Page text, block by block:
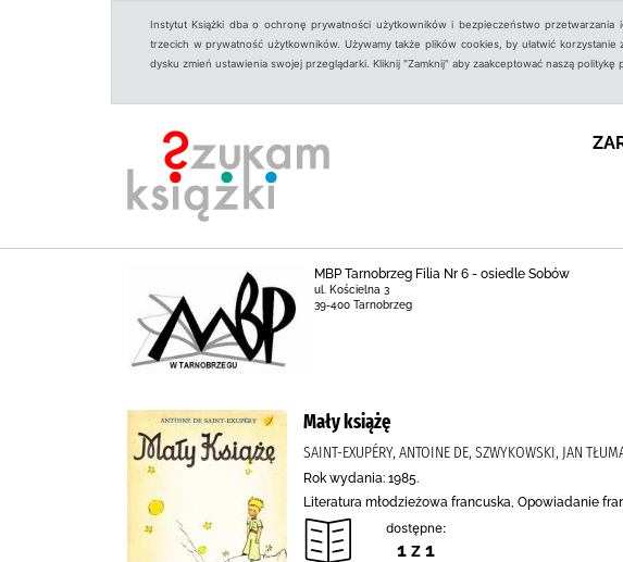
Instytut Książki dba o ochronę prywatności użytkowników i bezpieczeństwo
trzecich w prywatność użytkowników. Używamy także plików cookies, by ułatwić
dysku zmień ustawienia swojej przeglądarki. Kliknij "Zamknij" aby zaakceptować naszą politykę
MBP Tarnobrzeg Filia Nr 6 - osiedle Sobów
ul. Kościelna 3
39-400 Tarnobrzeg
Mały książę
SAINT-EXUPÉRY, ANTOINE DE, SZWYKOWSKI, JAN
Rok wydania: 1985.
Literatura młodzieżowa francuska, Opowiadanie
dostępne:
1 z 1